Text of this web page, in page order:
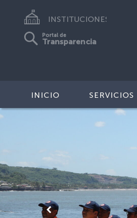
INSTITUCIONES
Portal de
Transparencia
INICIO SERVICIOS
Anterior